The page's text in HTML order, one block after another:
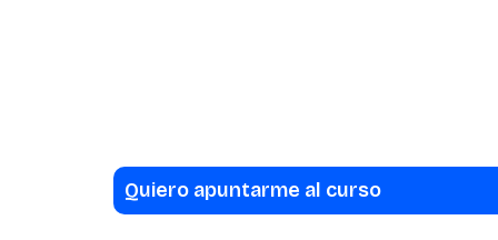
Quiero apuntarme al curso